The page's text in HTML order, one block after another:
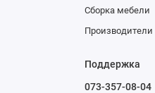
Сборка мебели
Производители
Поддержка
073-357-08-04